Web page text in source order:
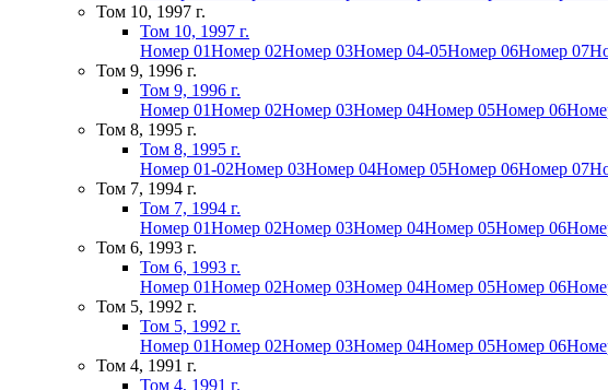
Том 10, 1997 г.
Том 10, 1997 г.
Номер 01Номер 02Номер 03Номер 04-05Номер 06Номер 07
Том 9, 1996 г.
Том 9, 1996 г.
Номер 01Номер 02Номер 03Номер 04Номер 05Номер 06
Том 8, 1995 г.
Том 8, 1995 г.
Номер 01-02Номер 03Номер 04Номер 05Номер 06Номер 07
Том 7, 1994 г.
Том 7, 1994 г.
Номер 01Номер 02Номер 03Номер 04Номер 05Номер 06
Том 6, 1993 г.
Том 6, 1993 г.
Номер 01Номер 02Номер 03Номер 04Номер 05Номер 06
Том 5, 1992 г.
Том 5, 1992 г.
Номер 01Номер 02Номер 03Номер 04Номер 05Номер 06
Том 4, 1991 г.
Том 4, 1991 г.